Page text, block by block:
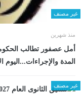
غير مصنف
منذ شهرين
أمل عصفور تطالب
المدة والإجراءات...اليوم الأحد، 7 يونيو
غير مصنف